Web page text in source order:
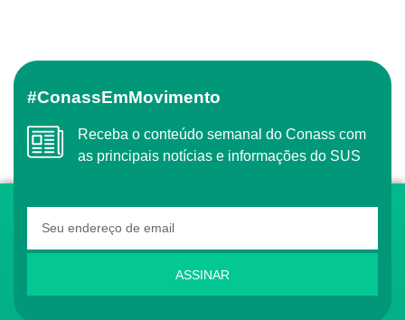
#ConassEmMovimento
Receba o conteúdo semanal do Conass com
as principais notícias e informações do SUS
ASSINAR